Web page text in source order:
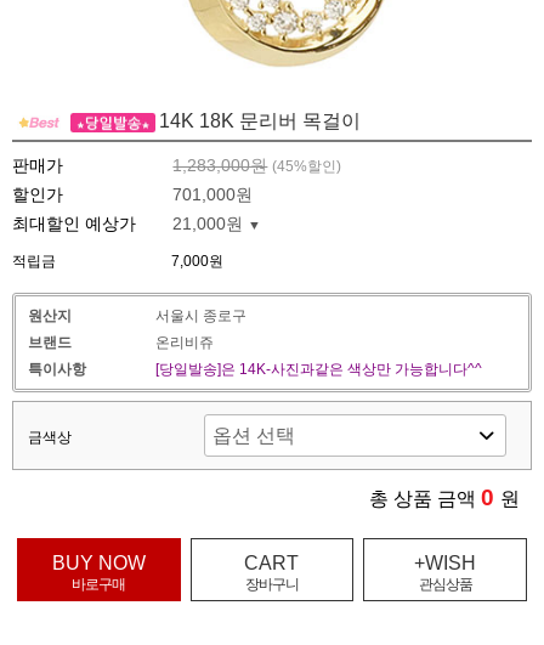
14K 18K 문리버 목걸이
판매가 1,283,000원 (45%할인)
할인가
701,000원
최대할인 예상가
21,000원
적립금 7,000원
원산지
서울시 종로구
브랜드
온리비쥬
특이사항
[당일발송]은 14K-사진과같은 색상만 가능합니다^^
금색상
총 상품 금액 0 원
BUY NOW
바로구매
CART
장바구니
+WISH
관심상품